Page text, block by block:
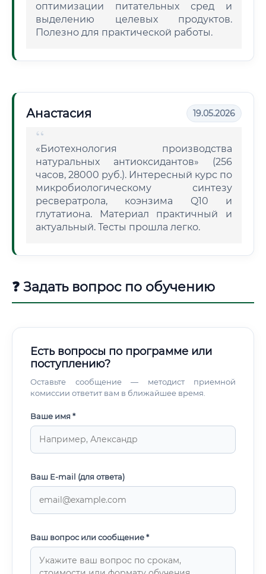
оптимизации питательных сред и
выделению целевых продуктов.
Полезно для практической работы.
Анастасия 19.05.2026
«Биотехнология производства
натуральных антиоксидантов» (256
часов, 28000 руб.). Интересный курс по
микробиологическому синтезу
ресвератрола, коэнзима Q10 и
глутатиона. Материал практичный и
актуальный. Тесты прошла легко.
❓ Задать вопрос по обучению
Есть вопросы по программе или
поступлению?
Оставьте сообщение — методист приемной
комиссии ответит вам в ближайшее время.
Ваше имя *
Ваш E-mail (для ответа)
Ваш вопрос или сообщение *